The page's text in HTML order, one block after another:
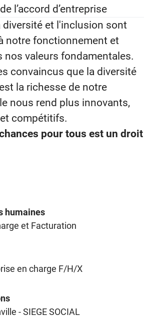
l’accord d’entreprise
diversité et l'inclusion sont
notre fonctionnement et
nos valeurs fondamentales.
convaincus que la diversité
la richesse de notre
nous rend plus innovants,
compétitifs.
pour tous est un droit
humaines
et Facturation
en charge F/H/X
- SIEGE SOCIAL